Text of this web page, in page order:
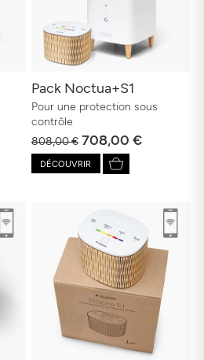
Pack Noctua+S1
Pour une protection sous
contrôle
808,00 €708,00 €
DÉCOUVRIR